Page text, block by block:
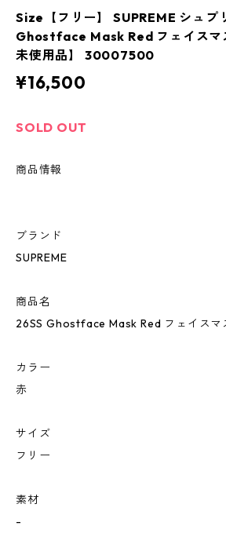
Size【フリー】 SUPREME シュプ
Ghostface Mask Red フェイスマ
未使用品】 30007500
¥16,500
SOLD OUT
商品情報
ブランド
SUPREME
商品名
26SS Ghostface Mask Red フェイスマ
カラー
赤
サイズ
フリー
素材
-